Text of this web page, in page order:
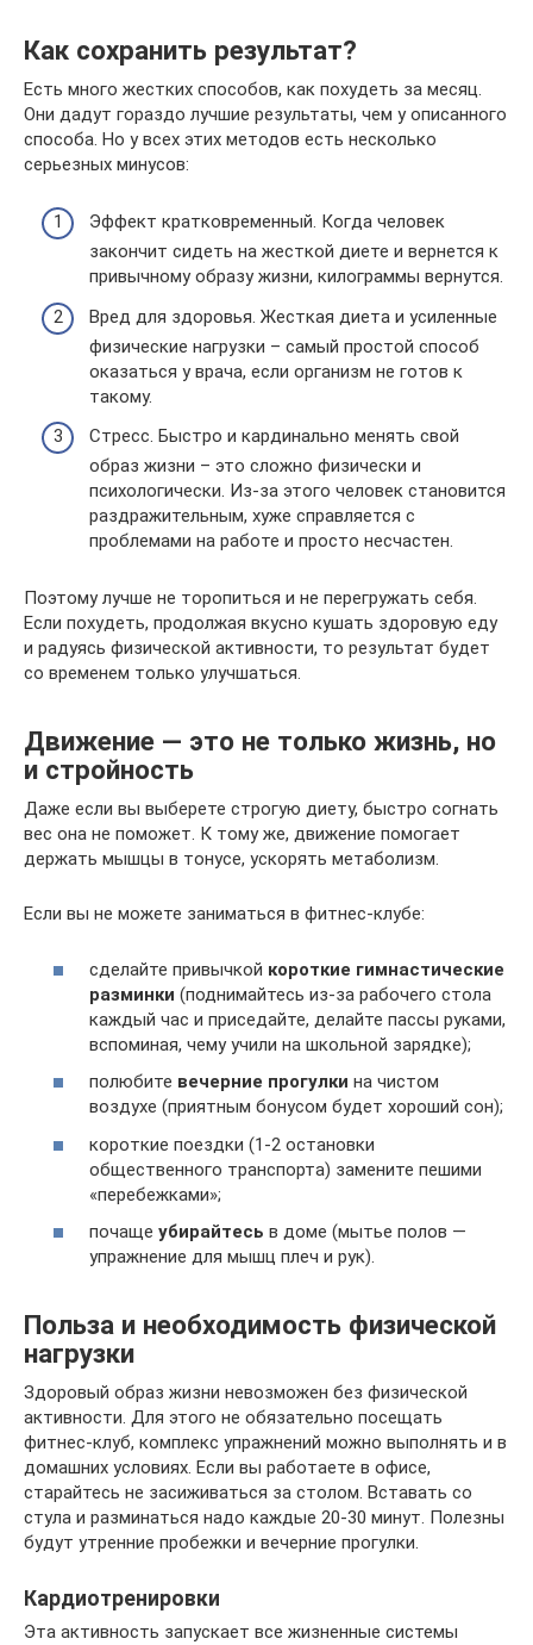
Как сохранить результат?
Есть много жестких способов, как похудеть за месяц.
Они дадут гораздо лучшие результаты, чем у описанного
способа. Но у всех этих методов есть несколько
серьезных минусов:
Эффект кратковременный. Когда человек
закончит сидеть на жесткой диете и вернется к
привычному образу жизни, килограммы вернутся.
Вред для здоровья. Жесткая диета и усиленные
физические нагрузки – самый простой способ
оказаться у врача, если организм не готов к
такому.
Стресс. Быстро и кардинально менять свой
образ жизни – это сложно физически и
психологически. Из-за этого человек становится
раздражительным, хуже справляется с
проблемами на работе и просто несчастен.
Поэтому лучше не торопиться и не перегружать себя.
Если похудеть, продолжая вкусно кушать здоровую еду
и радуясь физической активности, то результат будет
со временем только улучшаться.
Движение — это не только жизнь, но
и стройность
Даже если вы выберете строгую диету, быстро согнать
вес она не поможет. К тому же, движение помогает
держать мышцы в тонусе, ускорять метаболизм.
Если вы не можете заниматься в фитнес-клубе:
сделайте привычкой короткие гимнастические
разминки (поднимайтесь из-за рабочего стола
каждый час и приседайте, делайте пассы руками,
вспоминая, чему учили на школьной зарядке);
полюбите вечерние прогулки на чистом
воздухе (приятным бонусом будет хороший сон);
короткие поездки (1-2 остановки
общественного транспорта) замените пешими
«перебежками»;
почаще убирайтесь в доме (мытье полов —
упражнение для мышц плеч и рук).
Польза и необходимость физической
нагрузки
Здоровый образ жизни невозможен без физической
активности. Для этого не обязательно посещать
фитнес-клуб, комплекс упражнений можно выполнять и в
домашних условиях. Если вы работаете в офисе,
старайтесь не засиживаться за столом. Вставать со
стула и разминаться надо каждые 20-30 минут. Полезны
будут утренние пробежки и вечерние прогулки.
Кардиотренировки
Эта активность запускает все жизненные системы